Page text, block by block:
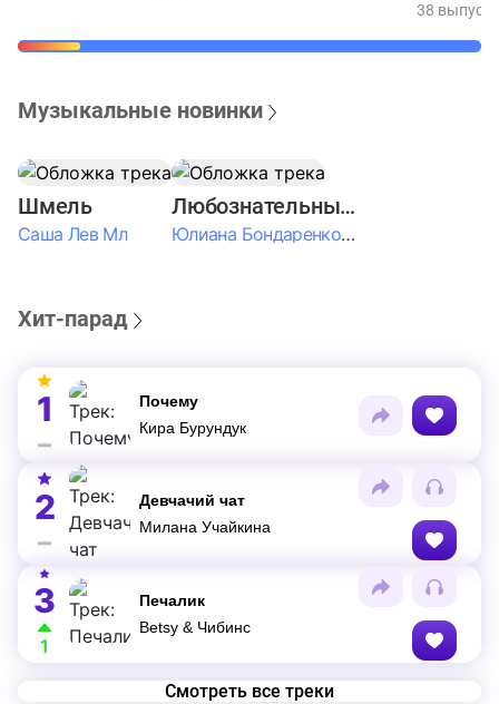
38
Музыкальные новинки
Шмель
Саша Лев Мл
Любознательные Дети
Юлиана Бондаренко & Амелия Колпакова & Егор Егоров & Валерия Шевченко & Ксюша Косичкина
Хит-парад
1
Почему
Кира Бурундук
2
Девчачий чат
Милана Учайкина
3
1
Печалик
Betsy & Чибинс
Смотреть все треки